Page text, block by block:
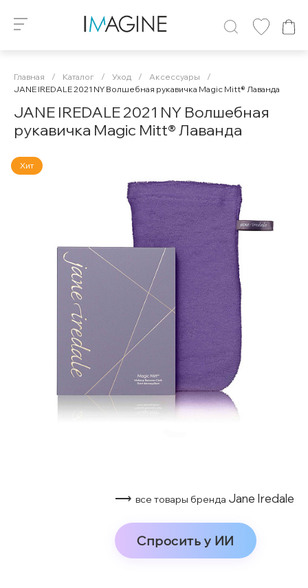
Главная / Каталог / Уход / Аксессуары
/
JANE IREDALE 2021 NY Волшебная рукавичка Magic Mitt® Лаванда
JANE IREDALE 2021 NY Волшебная
рукавичка Magic Mitt® Лаванда
Хит
⟶ все товары бренда Jane Iredale
Спросить у ИИ